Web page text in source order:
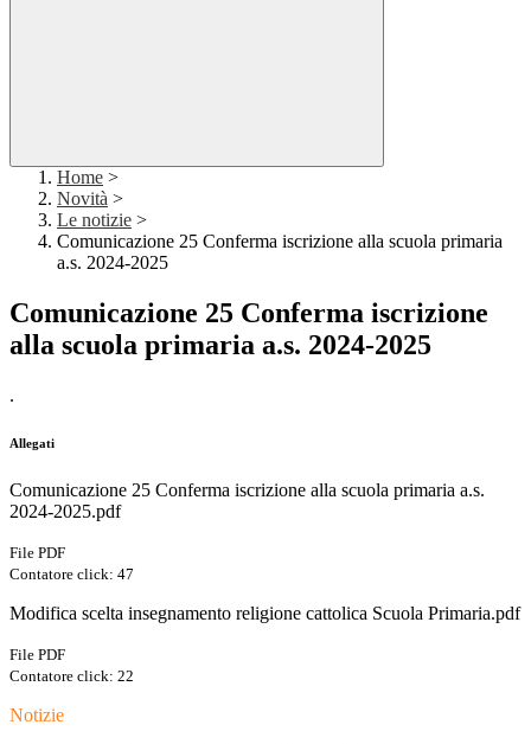
Home >
Novità >
Le notizie >
Comunicazione 25 Conferma iscrizione alla scuola primaria
a.s. 2024-2025
Comunicazione 25 Conferma iscrizione
alla scuola primaria a.s. 2024-2025
.
Allegati
Comunicazione 25 Conferma iscrizione alla scuola primaria a.s.
2024-2025.pdf
File PDF
Contatore click: 47
Modifica scelta insegnamento religione cattolica Scuola Primaria.pdf
File PDF
Contatore click: 22
Notizie